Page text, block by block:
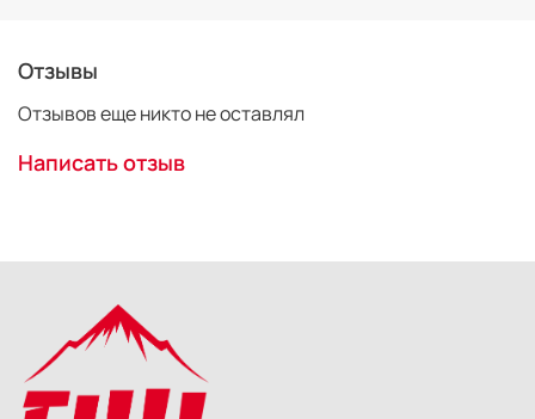
Отзывы
Отзывов еще никто не оставлял
Написать отзыв